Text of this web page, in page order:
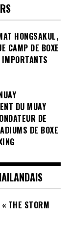
HONGSAKUL,
CAMP DE BOXE
DU MUAY
DE
DE BOXE
THE STORM